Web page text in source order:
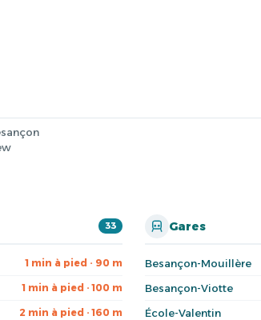
33
1 min à pied · 90 m
1 min à pied · 100 m
2 min à pied · 160 m
Gares
Besançon-Mouillère
Besançon-Viotte
École-Valentin